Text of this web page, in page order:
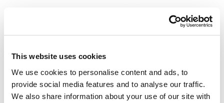
This website uses cookies
We use cookies to personalise content and ads, to
provide social media features and to analyse our traffic.
We also share information about your use of our site with
APSARD 2026年年次総会
ける最新の進歩を共有するために集まった著名
な臨床医や研究者が参加した2026 APSARDカン
ファレンスで、参加者とつながることができた